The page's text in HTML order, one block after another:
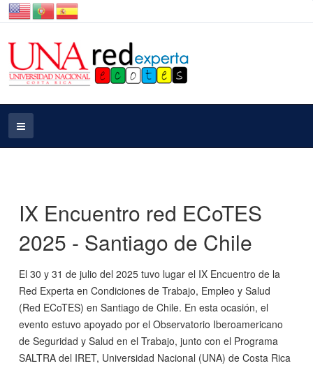
IX Encuentro red ECoTES
2025 - Santiago de Chile
El 30 y 31 de julio del 2025 tuvo lugar el IX Encuentro de la
Red Experta en Condiciones de Trabajo, Empleo y Salud
(Red ECoTES) en Santiago de Chile. En esta ocasión, el
evento estuvo apoyado por el Observatorio Iberoamericano
de Seguridad y Salud en el Trabajo, junto con el Programa
SALTRA del IRET, Universidad Nacional (UNA) de Costa Rica